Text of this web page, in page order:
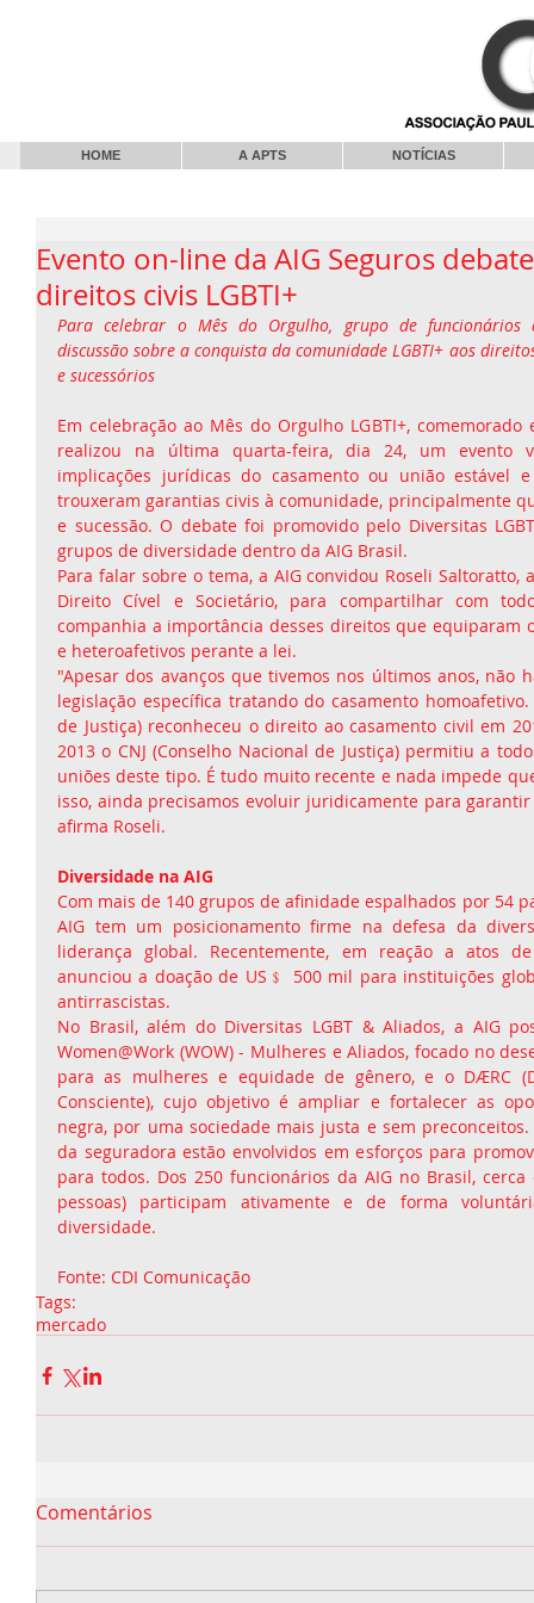
HOME A APTS NOTÍCIAS
Evento on-line da AIG Seguros
direitos civis LGBTI+
Para celebrar o Mês do Orgulho, grupo de funcionários
discussão sobre a conquista da comunidade LGBTI+ aos
e sucessórios
Em celebração ao Mês do Orgulho LGBTI+, comemorado
realizou na última quarta-feira, dia 24, um evento
implicações jurídicas do casamento ou união estável
trouxeram garantias civis à comunidade, principalmente
e sucessão. O debate foi promovido pelo Diversitas
grupos de diversidade dentro da AIG Brasil.
Para falar sobre o tema, a AIG convidou Roseli Saltoratto,
Direito Cível e Societário, para compartilhar com
companhia a importância desses direitos que equiparam
e heteroafetivos perante a lei.
"Apesar dos avanços que tivemos nos últimos anos, não
legislação específica tratando do casamento
de Justiça) reconheceu o direito ao casamento civil em
2013 o CNJ (Conselho Nacional de Justiça) permitiu a
uniões deste tipo. É tudo muito recente e nada impede
isso, ainda precisamos evoluir juridicamente para
afirma Roseli.
Diversidade na AIG
Com mais de 140 grupos de afinidade espalhados por 54
AIG tem um posicionamento firme na defesa da
liderança global. Recentemente, em reação a atos
anunciou a doação de US﹩ 500 mil para instituições
antirrascistas.
No Brasil, além do Diversitas LGBT & Aliados, a AIG
Women@Work (WOW) - Mulheres e Aliados, focado no
para as mulheres e equidade de gênero, e o DÆRC
Consciente), cujo objetivo é ampliar e fortalecer as
negra, por uma sociedade mais justa e sem
da seguradora estão envolvidos em esforços para
para todos. Dos 250 funcionários da AIG no Brasil,
pessoas) participam ativamente e de forma
diversidade.
Fonte: CDI Comunicação
Tags:
mercado
Comentários